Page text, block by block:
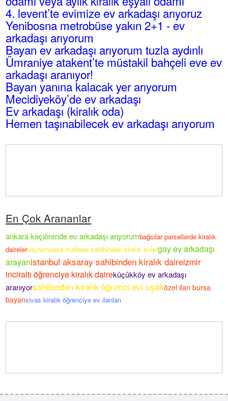
4. levent’te evimize ev arkadaşı arıyoruz
Yenibosna metrobüse yakın 2+1 - ev
arkadaşı arıyorum
Bayan ev arkadaşı arıyorum tuzla aydınlı
Ümraniye atakent’te müstakil bahçeli eve ev
arkadaşı aranıyor!
Bayan yanına kalacak yer arıyorum
Mecidiyeköy’de ev arkadaşı
Ev arkadaşı (kiralık oda)
Hemen taşınabilecek ev arkadaşı arıyorum
En Çok Arananlar
ankara keçiörende ev arkadaşı arıyorumbağcılar parsellerde kiralık
dairelerbayrampaşa maltepe sahibinden kiralık evlergay ev arkadaşı
arayanistanbul aksaray sahibinden kiralık daireizmir
inciraltı öğrenciye kiralık daireküçükköy ev arkadaşı
aranıyorsahibinden kiralık öğrenci evi uşaközel ilan bursa
bayansivas kiralık öğrenciye ev ilanları